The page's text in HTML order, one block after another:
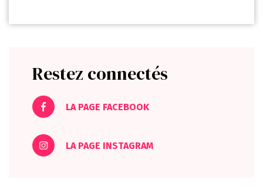
Restez connectés
LA PAGE FACEBOOK
LA PAGE INSTAGRAM